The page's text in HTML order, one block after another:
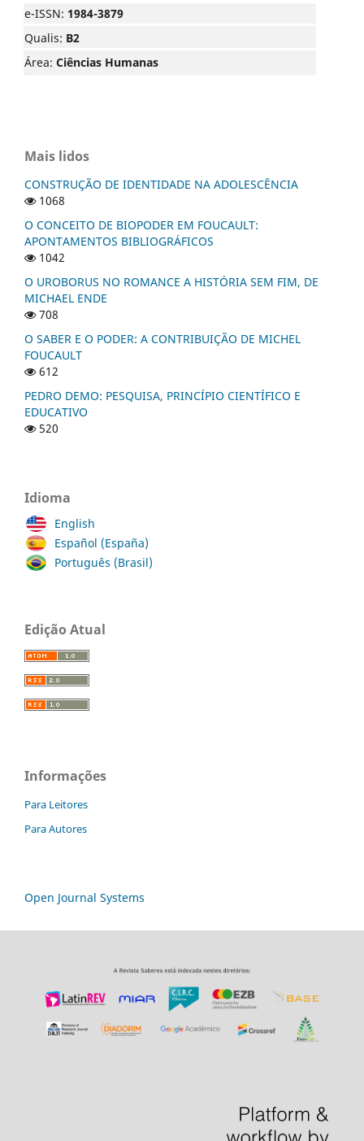
e-ISSN: 1984-3879
Qualis: B2
Área: Ciências Humanas
Mais lidos
CONSTRUÇÃO DE IDENTIDADE NA ADOLESCÊNCIA
1068
O CONCEITO DE BIOPODER EM FOUCAULT:
APONTAMENTOS BIBLIOGRÁFICOS
1042
O UROBORUS NO ROMANCE A HISTÓRIA SEM FIM, DE
MICHAEL ENDE
708
O SABER E O PODER: A CONTRIBUIÇÃO DE MICHEL
FOUCAULT
612
PEDRO DEMO: PESQUISA, PRINCÍPIO CIENTÍFICO E
EDUCATIVO
520
Idioma
English
Español (España)
Português (Brasil)
Edição Atual
Informações
Para Leitores
Para Autores
Open Journal Systems